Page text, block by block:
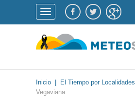
Inicio El Tiempo por Localidades
Vegaviana